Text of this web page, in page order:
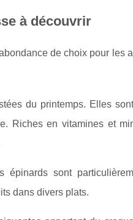
à découvrir
de choix pour les
du printemps. Elles
Riches en vitamines et
sont
dans divers plats.